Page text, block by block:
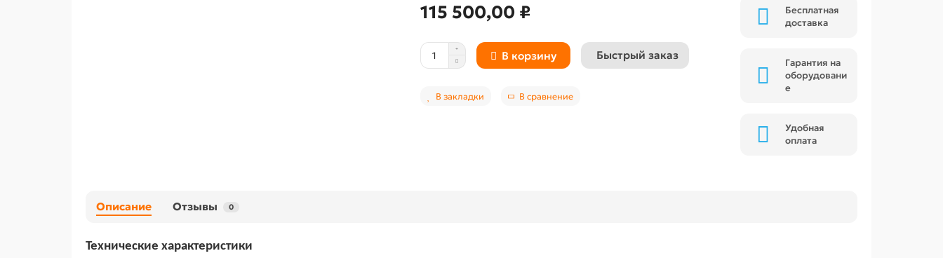
115 500,00 ₽
В корзину Быстрый заказ
В закладки В сравнение
Бесплатная
доставка
Гарантия на
оборудовани
е
Удобная
оплата
Описание Отзывы 0
Технические характеристики